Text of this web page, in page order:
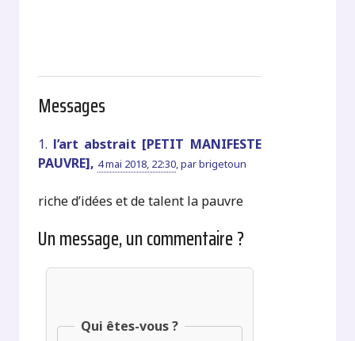
Messages
1. l’art abstrait [PETIT MANIFESTE
PAUVRE], 4 mai 2018, 22:30,parbrigetoun
riche d’idées et de talent la pauvre
Un message, un commentaire ?
Qui êtes-vous ?